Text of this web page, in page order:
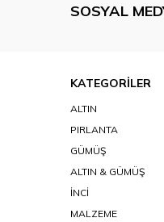
SOSYAL
KATEGORİLER
ALTIN
PIRLANTA
GÜMÜŞ
ALTIN & GÜMÜŞ
İNCİ
MALZEME